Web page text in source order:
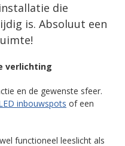
die
is. Absoluut een
verlichting
en de gewenste sfeer.
inbouwspots of een
functioneel leeslicht als